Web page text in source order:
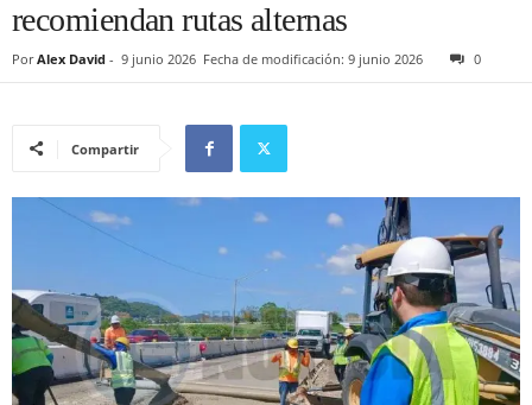
recomiendan rutas alternas
Por Alex David - 9 junio 2026 Fecha de modificación: 9 junio 2026 0
Compartir